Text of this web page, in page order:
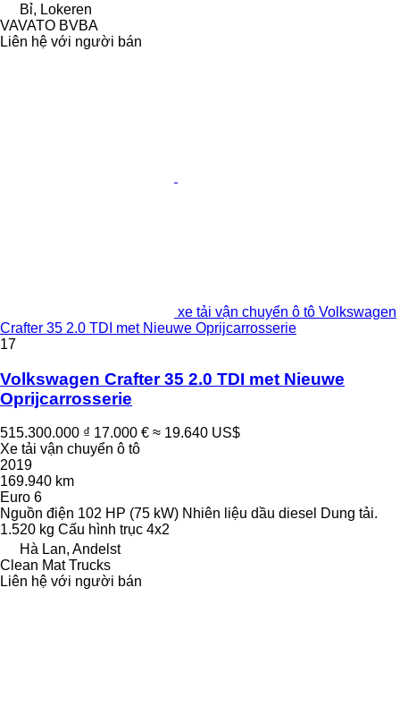
Bỉ, Lokeren
VAVATO BVBA
Liên hệ với người bán
xe tải vận chuyển ô tô Volkswagen
Crafter 35 2.0 TDI met Nieuwe Oprijcarrosserie
17
Volkswagen Crafter 35 2.0 TDI met Nieuwe
Oprijcarrosserie
515.300.000 ₫ 17.000 € ≈ 19.640 US$
Xe tải vận chuyển ô tô
2019
169.940 km
Euro 6
Nguồn điện 102 HP (75 kW) Nhiên liệu dầu diesel Dung tải.
1.520 kg Cấu hình trục 4x2
Hà Lan, Andelst
Clean Mat Trucks
Liên hệ với người bán